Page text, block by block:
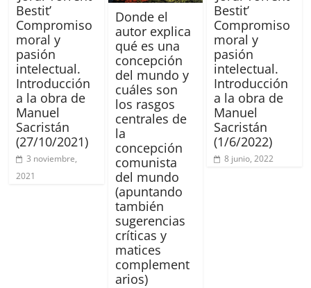
Bestit’
Compromiso
moral y
pasión
intelectual.
Introducción
a la obra de
Manuel
Sacristán
(27/10/2021)
3 noviembre,
2021
Donde el
autor explica
qué es una
concepción
del mundo y
cuáles son
los rasgos
centrales de
la
concepción
comunista
del mundo
(apuntando
también
sugerencias
críticas y
matices
complement
arios)
Bestit’
Compromiso
moral y
pasión
intelectual.
Introducción
a la obra de
Manuel
Sacristán
(1/6/2022)
8 junio, 2022